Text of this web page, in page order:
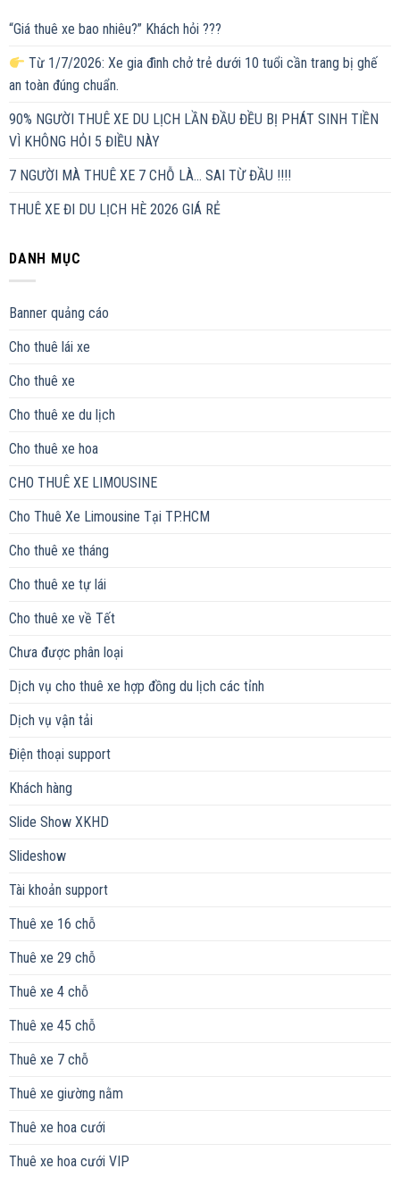
“Giá thuê xe bao nhiêu?” Khách hỏi ???
Từ 1/7/2026: Xe gia đình chở trẻ dưới 10 tuổi cần trang bị ghế
an toàn đúng chuẩn.
90% NGƯỜI THUÊ XE DU LỊCH LẦN ĐẦU ĐỀU BỊ PHÁT SINH TIỀN
VÌ KHÔNG HỎI 5 ĐIỀU NÀY
7 NGƯỜI MÀ THUÊ XE 7 CHỖ LÀ… SAI TỪ ĐẦU !!!!
THUÊ XE ĐI DU LỊCH HÈ 2026 GIÁ RẺ
DANH MỤC
Banner quảng cáo
Cho thuê lái xe
Cho thuê xe
Cho thuê xe du lịch
Cho thuê xe hoa
CHO THUÊ XE LIMOUSINE
Cho Thuê Xe Limousine Tại TP.HCM
Cho thuê xe tháng
Cho thuê xe tự lái
Cho thuê xe về Tết
Chưa được phân loại
Dịch vụ cho thuê xe hợp đồng du lịch các tỉnh
Dịch vụ vận tải
Điện thoại support
Khách hàng
Slide Show XKHD
Slideshow
Tài khoản support
Thuê xe 16 chỗ
Thuê xe 29 chỗ
Thuê xe 4 chỗ
Thuê xe 45 chỗ
Thuê xe 7 chỗ
Thuê xe giường nằm
Thuê xe hoa cưới
Thuê xe hoa cưới VIP